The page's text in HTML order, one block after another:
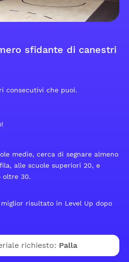
sfidante di canestri
consecutivi che puoi.
medie, cerca di segnare almeno
alle scuole superiori 20, e
oltre 30.
risultato in Level Up dopo
richiesto: Palla